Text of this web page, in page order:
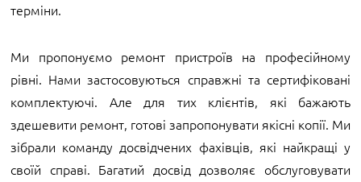
терміни.
Ми пропонуємо ремонт пристроїв на професійному
рівні. Нами застосовуються справжні та сертифіковані
комплектуючі. Але для тих клієнтів, які бажають
здешевити ремонт, готові запропонувати якісні копії. Ми
зібрали команду досвідчених фахівців, які найкращі у
своїй справі. Багатий досвід дозволяє обслуговувати